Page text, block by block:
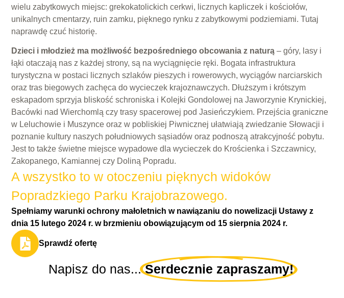
wielu zabytkowych miejsc: grekokatolickich cerkwi, licznych kapliczek i kościołów,
unikalnych cmentarzy, ruin zamku, pięknego rynku z zabytkowymi podziemiami. Tutaj
naprawdę czuć historię.
Dzieci i młodzież ma możliwość bezpośredniego obcowania z naturą – góry, lasy i
łąki otaczają nas z każdej strony, są na wyciągnięcie ręki. Bogata infrastruktura
turystyczna w postaci licznych szlaków pieszych i rowerowych, wyciągów narciarskich
oraz tras biegowych zachęca do wycieczek krajoznawczych. Dłuższym i krótszym
eskapadom sprzyja bliskość schroniska i Kolejki Gondolowej na Jaworzynie Krynickiej,
Bacówki nad Wierchomlą czy trasy spacerowej pod Jasieńczykiem. Przejścia graniczne
w Leluchowie i Muszynce oraz w pobliskiej Piwnicznej ułatwiają zwiedzanie Słowacji i
poznanie kultury naszych południowych sąsiadów oraz podnoszą atrakcyjność pobytu.
Jest to także świetne miejsce wypadowe dla wycieczek do Krościenka i Szczawnicy,
Zakopanego, Kamiannej czy Doliną Popradu.
A wszystko to w otoczeniu pięknych widoków
Popradzkiego Parku Krajobrazowego.
Spełniamy warunki ochrony małoletnich w nawiązaniu do nowelizacji Ustawy z
dnia 15 lutego 2024 r. w brzmieniu obowiązującym od 15 sierpnia 2024 r.
Sprawdź ofertę
Napisz do nas...Serdecznie zapraszamy!